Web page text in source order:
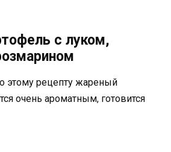
с луком,
этому рецепту жареный
очень ароматным, готовится